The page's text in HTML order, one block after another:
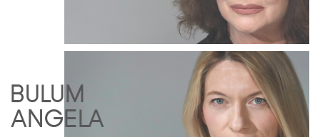
BULUM
ANGELA